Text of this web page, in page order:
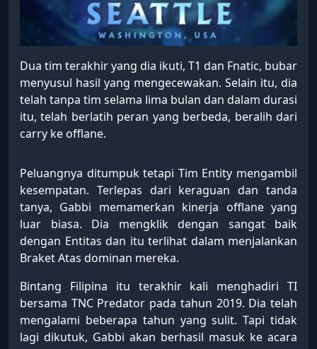
Dua tim terakhir yang dia ikuti, T1 dan Fnatic, bubar
menyusul hasil yang mengecewakan. Selain itu, dia
telah tanpa tim selama lima bulan dan dalam durasi
itu, telah berlatih peran yang berbeda, beralih dari
carry ke offlane.
Peluangnya ditumpuk tetapi Tim Entity mengambil
kesempatan. Terlepas dari keraguan dan tanda
tanya, Gabbi memamerkan kinerja offlane yang
luar biasa. Dia mengklik dengan sangat baik
dengan Entitas dan itu terlihat dalam menjalankan
Braket Atas dominan mereka.
Bintang Filipina itu terakhir kali menghadiri TI
bersama TNC Predator pada tahun 2019. Dia telah
mengalami beberapa tahun yang sulit. Tapi tidak
lagi dikutuk, Gabbi akan berhasil masuk ke acara